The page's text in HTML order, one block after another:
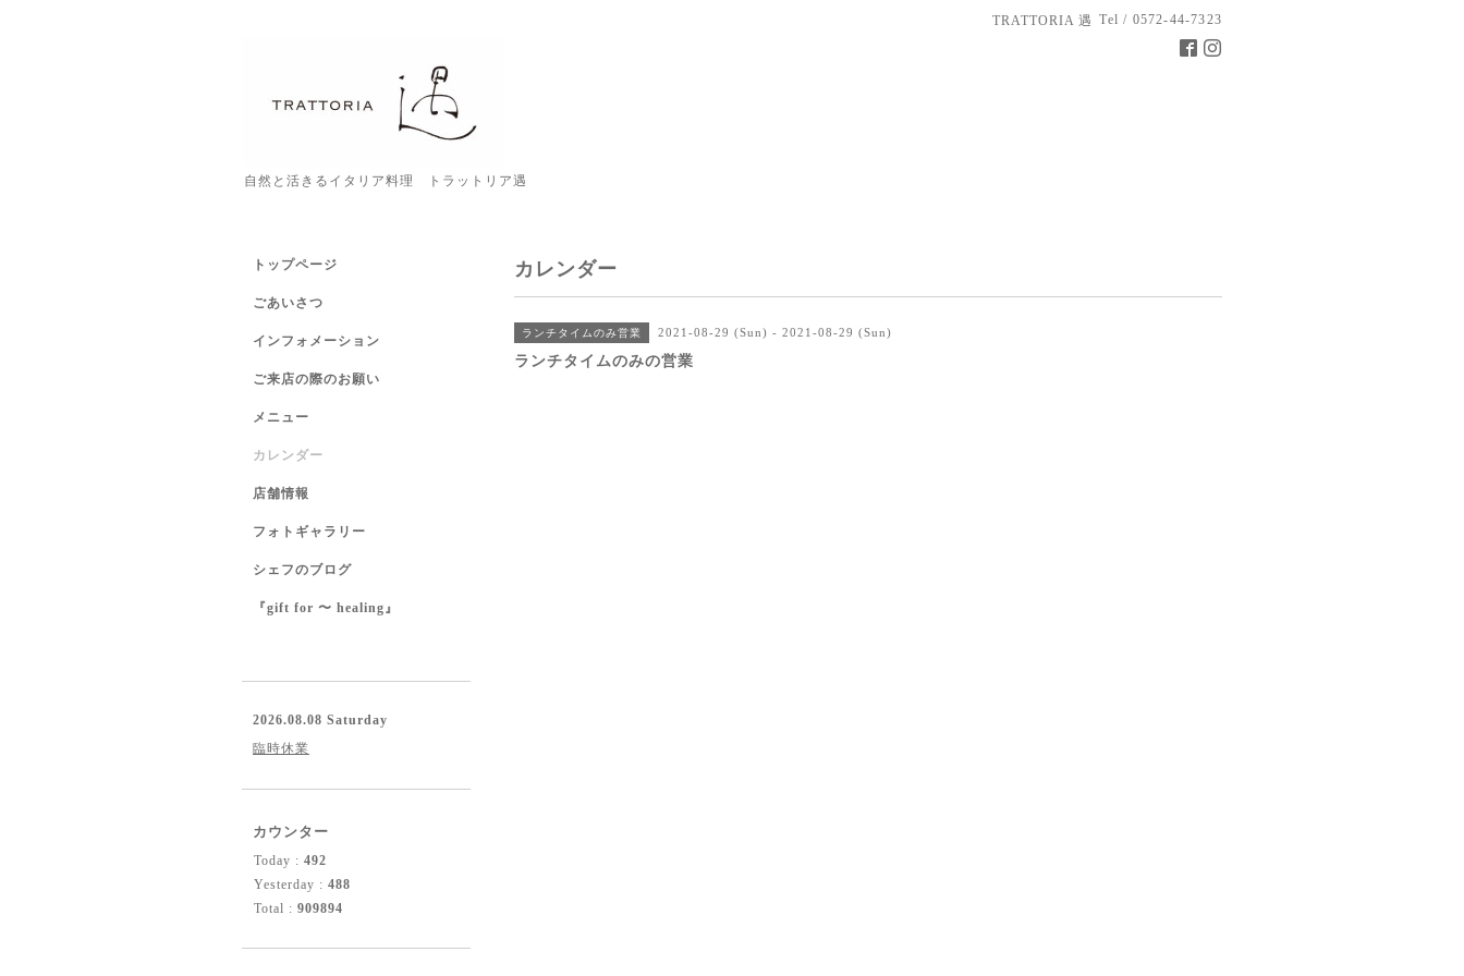
TRATTORIA 遇 Tel / 0572-44-7323
自然と活きるイタリア料理 トラットリア遇
カレンダー
ランチタイムのみ営業 2021-08-29 (Sun) - 2021-08-29 (Sun)
ランチタイムのみの営業
トップページ
ごあいさつ
インフォメーション
ご来店の際のお願い
メニュー
カレンダー
店舗情報
フォトギャラリー
シェフのブログ
『gift for 〜 healing』
2026.08.08 Saturday
臨時休業
カウンター
Today : 492
Yesterday : 488
Total : 909894